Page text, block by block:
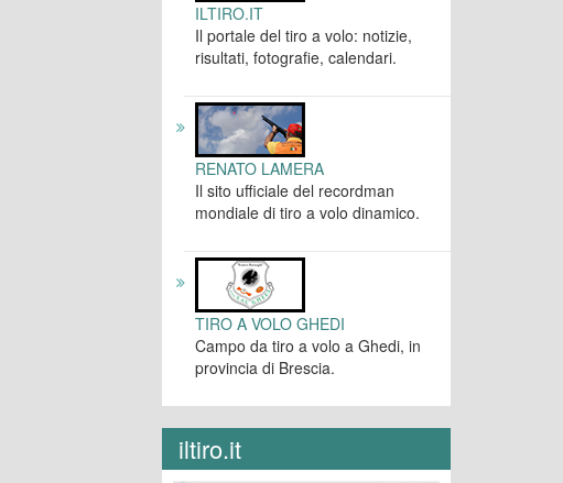
ILTIRO.IT
Il portale del tiro a volo: notizie,
risultati, fotografie, calendari.
RENATO LAMERA
Il sito ufficiale del recordman
mondiale di tiro a volo dinamico.
TIRO A VOLO GHEDI
Campo da tiro a volo a Ghedi, in
provincia di Brescia.
iltiro.it